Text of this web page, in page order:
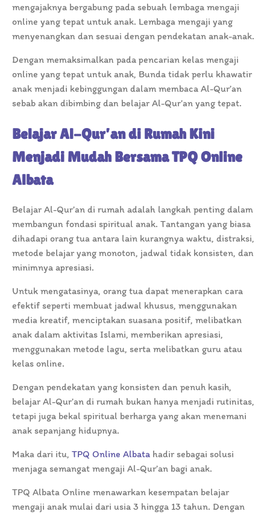
mengajaknya bergabung pada sebuah lembaga mengaji
online yang tepat untuk anak. Lembaga mengaji yang
menyenangkan dan sesuai dengan pendekatan anak-anak.
Dengan memaksimalkan pada pencarian kelas mengaji
online yang tepat untuk anak, Bunda tidak perlu khawatir
anak menjadi kebinggungan dalam membaca Al-Qur’an
sebab akan dibimbing dan belajar Al-Qur’an yang tepat.
Belajar Al-Qur’an di Rumah Kini
Menjadi Mudah Bersama TPQ Online
Albata
Belajar Al-Qur’an di rumah adalah langkah penting dalam
membangun fondasi spiritual anak. Tantangan yang biasa
dihadapi orang tua antara lain kurangnya waktu, distraksi,
metode belajar yang monoton, jadwal tidak konsisten, dan
minimnya apresiasi.
Untuk mengatasinya, orang tua dapat menerapkan cara
efektif seperti membuat jadwal khusus, menggunakan
media kreatif, menciptakan suasana positif, melibatkan
anak dalam aktivitas Islami, memberikan apresiasi,
menggunakan metode lagu, serta melibatkan guru atau
kelas online.
Dengan pendekatan yang konsisten dan penuh kasih,
belajar Al-Qur’an di rumah bukan hanya menjadi rutinitas,
tetapi juga bekal spiritual berharga yang akan menemani
anak sepanjang hidupnya.
Maka dari itu, TPQ Online Albata hadir sebagai solusi
menjaga semangat mengaji Al-Qur’an bagi anak.
TPQ Albata Online menawarkan kesempatan belajar
mengaji anak mulai dari usia 3 hingga 13 tahun. Dengan